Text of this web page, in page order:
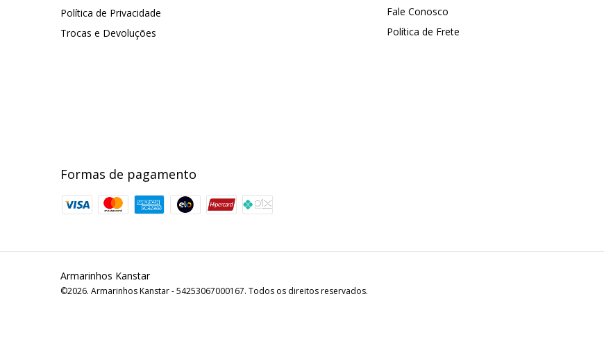
Política de Privacidade
Trocas e Devoluções
Fale Conosco
Política de Frete
Formas de pagamento
Armarinhos Kanstar
©2026. Armarinhos Kanstar - 54253067000167. Todos os direitos reservados.